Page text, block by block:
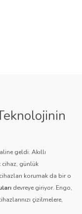
formunu kullanarak
geldi. Akıllı
günlük
korumak da bir o
devreye giriyor. Engo,
çizilmelere,